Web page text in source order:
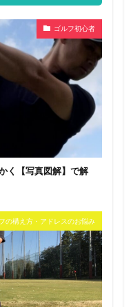
ゴルフ初心者
く【写真図解】で解
の構え方・アドレスのお悩み